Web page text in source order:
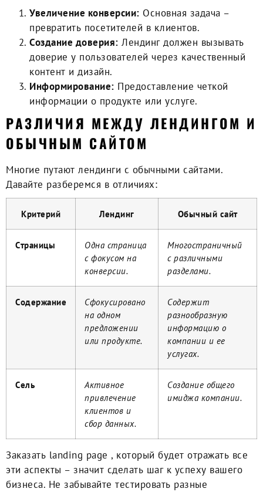
Увеличение конверсии: Основная задача –
превратить посетителей в клиентов.
Создание доверия: Лендинг должен вызывать
доверие у пользователей через качественный
контент и дизайн.
Информирование: Предоставление четкой
информации о продукте или услуге.
РАЗЛИЧИЯ МЕЖДУ ЛЕНДИНГОМ И
ОБЫЧНЫМ САЙТОМ
Многие путают лендинги с обычными сайтами.
Давайте разберемся в отличиях:
Критерий Лендинг Обычный сайт
Cтраницы
Одна страница
с фокусом на
конверсии.
Многостраничный
с различными
разделами.
Cодержание
Cфокусировано
на одном
предложении
или продукте.
Cодержит
разнообразную
информацию о
компании и ее
услугах.
Cель
Aктивное
привлечение
клиентов и
сбор данных.
Cоздание общего
имиджа компании.
Заказать landing page , который будет отражать все
эти аспекты – значит сделать шаг к успеху вашего
бизнеса. Не забывайте тестировать разные